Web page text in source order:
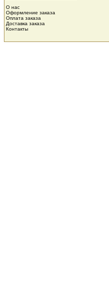
О нас
Оформление заказа
Оплата заказа
Доставка заказа
Контакты